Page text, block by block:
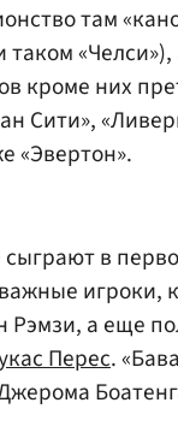
там
кроме них
Сити»,
«Эвертон».
сыграют в
игроки,
Рэмзи, а еще
Перес.